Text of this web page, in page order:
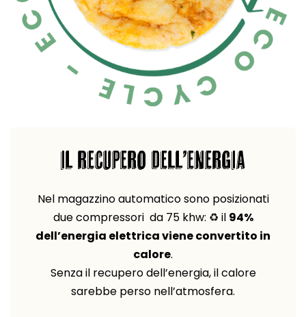
IL RECUPERO DELL’ENERGIA
Nel magazzino automatico sono posizionati
due compressori da 75 khw: ♻️ il 94%
dell’energia elettrica viene convertito in
calore.
Senza il recupero dell’energia, il calore
sarebbe perso nell’atmosfera.